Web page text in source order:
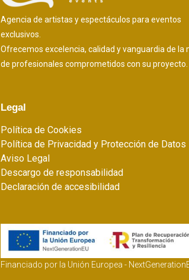
Agencia de artistas y espectáculos para eventos
exclusivos.
Ofrecemos excelencia, calidad y vanguardia de la
de profesionales comprometidos con su proyecto.
Legal
Política de Cookies
Política de Privacidad y Protección de Datos
Aviso Legal
Descargo de responsabilidad
Declaración de accesibilidad
Financiado por la Unión Europea -